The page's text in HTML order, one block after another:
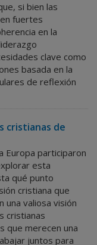
si bien las
fuertes
en la
clave como
basada en la
de reflexión
cristianas de
Europa participaron
esta
qué punto
cristiana que
una valiosa visión
cristianas
que merecen una
juntos para